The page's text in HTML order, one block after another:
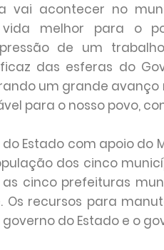
vai acontecer no
melhor para o
de um
das esferas do
um grande
para o nosso povo,
Estado com apoio do
dos cinco
cinco prefeituras
recursos para
do Estado e o